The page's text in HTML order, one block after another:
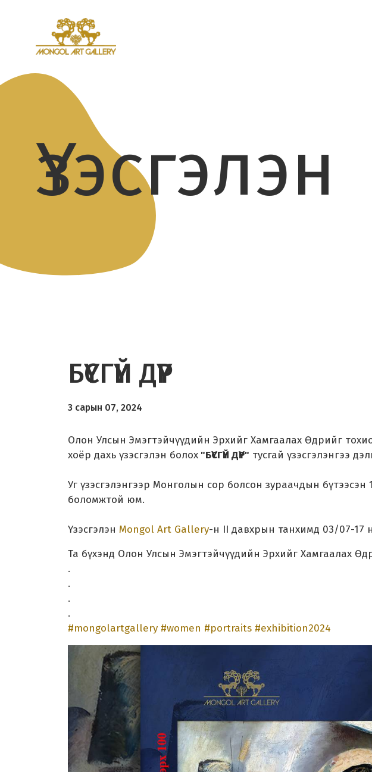
Үзэсгэлэн
БҮСГҮЙ ДҮР
3 сарын 07, 2024
Олон Улсын Эмэгтэйчүүдийн Эрхийг Хамгаалах Өдрийг
хоёр дахь үзэсгэлэн болох "БҮСГҮЙ ДҮР" тусгай үзэсгэлэнгээ
Уг үзэсгэлэнгээр Монголын сор болсон зураачдын
боломжтой юм.
Үзэсгэлэн Mongol Art Gallery-н II давхрын танхимд 03/07-17
Та бүхэнд Олон Улсын Эмэгтэйчүүдийн Эрхийг Хамгаалах
.
.
.
.
#mongolartgallery #women #portraits #exhibition2024